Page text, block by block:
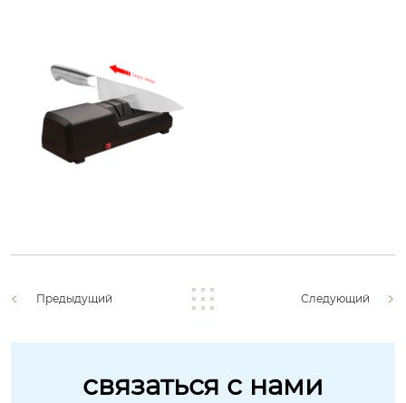
Предыдущий Следующий
связаться с нами